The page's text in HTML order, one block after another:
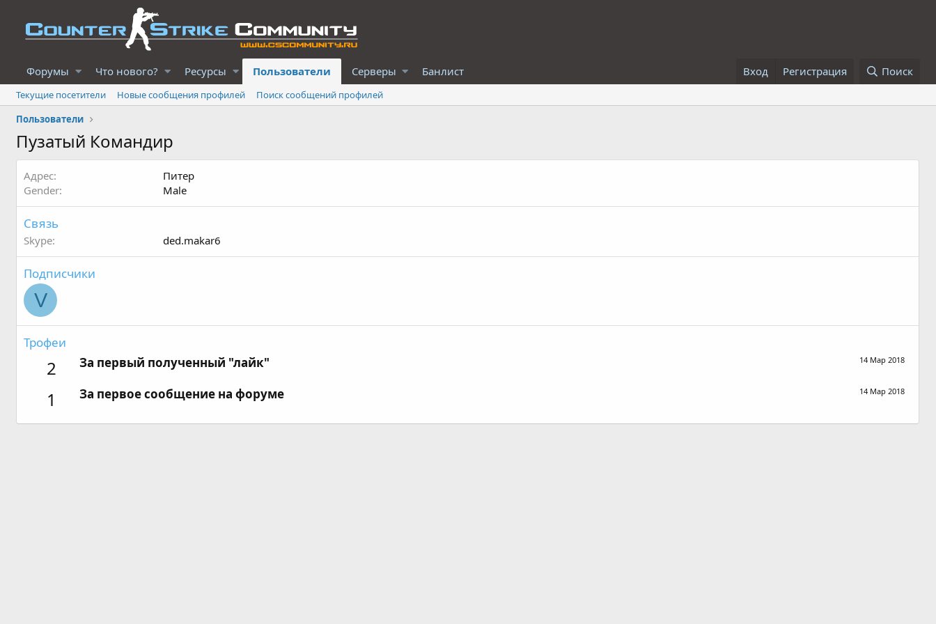
Форумы Что нового? Ресурсы Пользователи Серверы Банлист Вход Регистрация Поиск
Текущие посетители Новые сообщения профилей
Поиск сообщений профилей
Пользователи
Пузатый Командир
Адрес
Питер
Gender
Male
Связь
Skype ded.makar6
Подписчики
V
Трофеи
2 14 Мар 2018
За первый полученный "лайк"
1 14 Мар 2018
За первое сообщение на форуме